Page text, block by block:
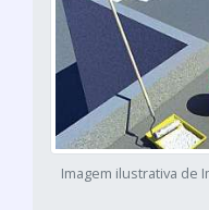
Imagem ilustrativa de